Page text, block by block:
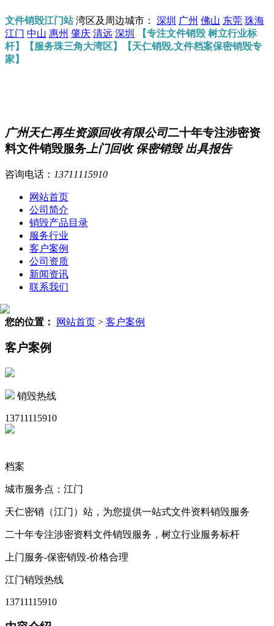
文件销毁江门站湾区及周边城市： 深圳 广州 佛山 东莞 珠海
江门 中山 惠州 肇庆 清远 深圳
【专注文件销毁 树立行业标
杆】【服务珠三角大湾区】【天仁销毁,文件档案保密销毁专
家】
广州天仁再生资源回收有限公司二十年专注涉密资
料文件销毁服务 上门回收 保密销毁 出具报告
咨询电话： 13711115910
网站首页
公司简介
销毁产品目录
服务行业
客户案例
公司资质
新闻资讯
联系我们
您的位置： 网站首页 > 客户案例
客户案例
销毁热线
13711115910
档案
城市服务点：江门
天仁密销（江门）站，为您提供一站式文件资料销毁服务
二十年专注涉密资料文件销毁服务，树立行业服务标杆
上门服务-保密销毁-价格合理
江门销毁热线
13711115910